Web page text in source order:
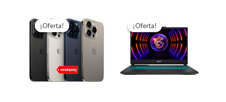
¡Oferta!
¡Oferta!
precios:
S/5,900.00
S/7,400.00
¡Oferta!
¡Oferta!
original
era:
S/5,300.00.